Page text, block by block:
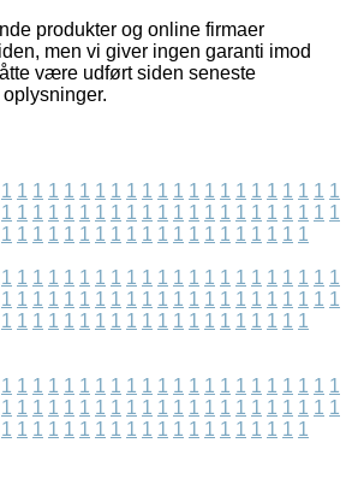
produkter og online firmaer
men vi giver ingen garanti imod
være udført siden seneste
1 1 1 1 1 1 1 1 1 1 1 1 1 1 1 1 1 1 1 1 1 1
1 1 1 1 1 1 1 1 1 1 1 1 1 1 1 1 1 1 1 1 1 1
1 1 1 1 1 1 1 1 1 1 1 1 1 1 1 1 1 1 1 1
1 1 1 1 1 1 1 1 1 1 1 1 1 1 1 1 1 1 1 1 1 1
1 1 1 1 1 1 1 1 1 1 1 1 1 1 1 1 1 1 1 1 1 1
1 1 1 1 1 1 1 1 1 1 1 1 1 1 1 1 1 1 1 1
1 1 1 1 1 1 1 1 1 1 1 1 1 1 1 1 1 1 1 1 1 1
1 1 1 1 1 1 1 1 1 1 1 1 1 1 1 1 1 1 1 1 1 1
1 1 1 1 1 1 1 1 1 1 1 1 1 1 1 1 1 1 1 1